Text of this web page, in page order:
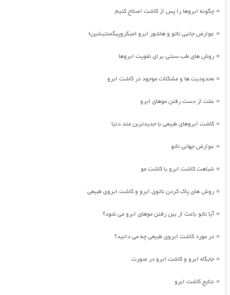
» چگونه ابروها را پس از کاشت اصلاح کنیم
» عوارض جانبی تاتو و هاشور ابرو (میکروپیگمنتیشین)
» روش های طب سنتی برای تقویت ابروها
» محدودیت ها و مشکلات موجود در کاشت ابرو
» علت از دست رفتن موهای ابرو
» کاشت ابروهای طبیعی با جدیدترین متد دنیا
» عوارض جهانی تاتو
» شباهت کاشت ابرو با کاشت مو
» روش های پاک کردن تاتوی ابرو و کاشت ابروی طبیعی
»آیا تاتو باعث از بین رفتن موهای ابرو می شود؟
» در مورد کاشت ابروی طبیعی چه می دانید؟
» جایگاه ابرو و کاشت ابرو در صورت
» نتایج کاشت ابرو